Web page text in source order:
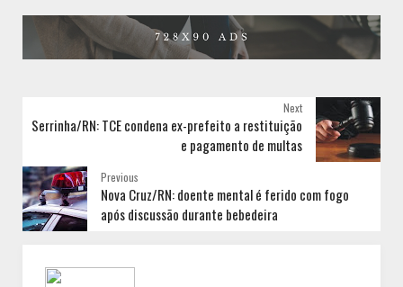
Next
Serrinha/RN: TCE condena ex-prefeito a restituição
e pagamento de multas
Previous
Nova Cruz/RN: doente mental é ferido com fogo
após discussão durante bebedeira